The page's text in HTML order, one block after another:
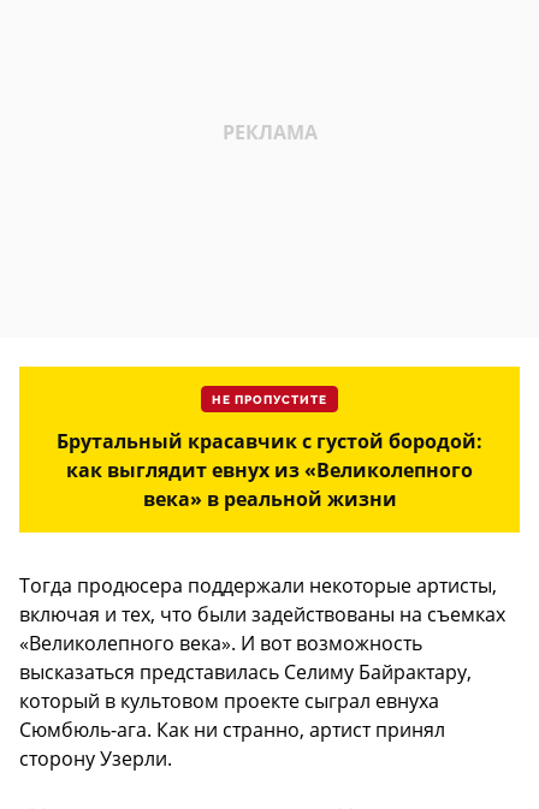
НЕ ПРОПУСТИТЕ
Брутальный красавчик с густой бородой:
как выглядит евнух из «Великолепного
века» в реальной жизни
Тогда продюсера поддержали некоторые артисты,
включая и тех, что были задействованы на съемках
«Великолепного века». И вот возможность
высказаться представилась Селиму Байрактару,
который в культовом проекте сыграл евнуха
Сюмбюль-ага. Как ни странно, артист принял
сторону Узерли.